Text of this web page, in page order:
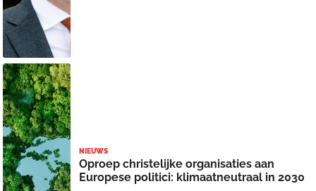
NIEUWS
Oproep christelijke organisaties aan
Europese politici: klimaatneutraal in 2030